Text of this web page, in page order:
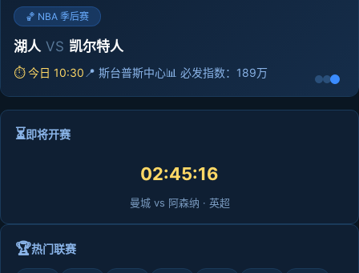
🔥 焦点战 · 英超
曼联 VS 利物浦
⏱ 今日 20:30 📍 老特拉福德球场 📊 必发指数：234万
⏳即将开赛
02:45:15
曼城 vs 阿森纳 · 英超
🏆热门联赛